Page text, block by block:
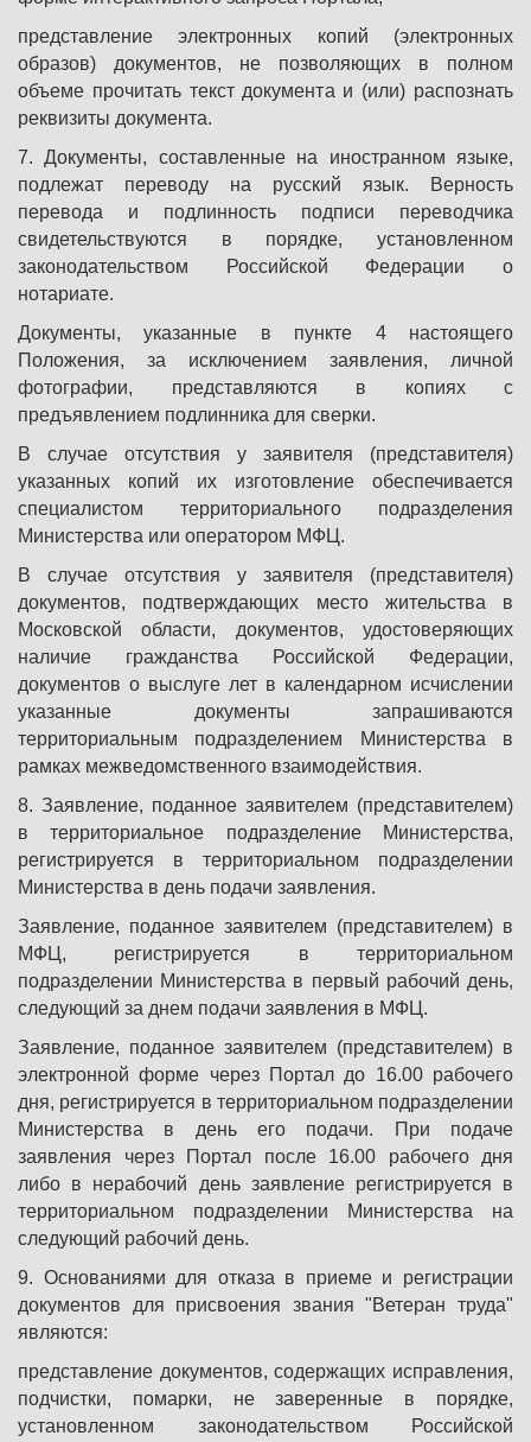
представление электронных копий (электронных
образов) документов, не позволяющих в полном
объеме прочитать текст документа и (или) распознать
реквизиты документа.
7. Документы, составленные на иностранном языке,
подлежат переводу на русский язык. Верность
перевода и подлинность подписи переводчика
свидетельствуются в порядке, установленном
законодательством Российской Федерации о
нотариате.
Документы, указанные в пункте 4 настоящего
Положения, за исключением заявления, личной
фотографии, представляются в копиях с
предъявлением подлинника для сверки.
В случае отсутствия у заявителя (представителя)
указанных копий их изготовление обеспечивается
специалистом территориального подразделения
Министерства или оператором МФЦ.
В случае отсутствия у заявителя (представителя)
документов, подтверждающих место жительства в
Московской области, документов, удостоверяющих
наличие гражданства Российской Федерации,
документов о выслуге лет в календарном исчислении
указанные документы запрашиваются
территориальным подразделением Министерства в
рамках межведомственного взаимодействия.
8. Заявление, поданное заявителем (представителем)
в территориальное подразделение Министерства,
регистрируется в территориальном подразделении
Министерства в день подачи заявления.
Заявление, поданное заявителем (представителем) в
МФЦ, регистрируется в территориальном
подразделении Министерства в первый рабочий день,
следующий за днем подачи заявления в МФЦ.
Заявление, поданное заявителем (представителем) в
электронной форме через Портал до 16.00 рабочего
дня, регистрируется в территориальном подразделении
Министерства в день его подачи. При подаче
заявления через Портал после 16.00 рабочего дня
либо в нерабочий день заявление регистрируется в
территориальном подразделении Министерства на
следующий рабочий день.
9. Основаниями для отказа в приеме и регистрации
документов для присвоения звания "Ветеран труда"
являются:
представление документов, содержащих исправления,
подчистки, помарки, не заверенные в порядке,
установленном законодательством Российской